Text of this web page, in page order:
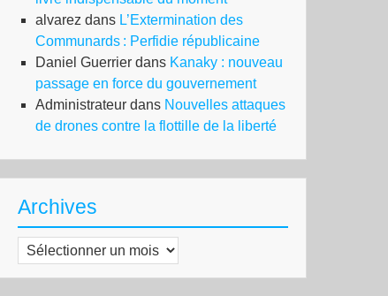
alvarez dans L’Extermination des
Communards : Perfidie républicaine
Daniel Guerrier dans Kanaky : nouveau
passage en force du gouvernement
Administrateur dans Nouvelles attaques
de drones contre la flottille de la liberté
Archives
Archives